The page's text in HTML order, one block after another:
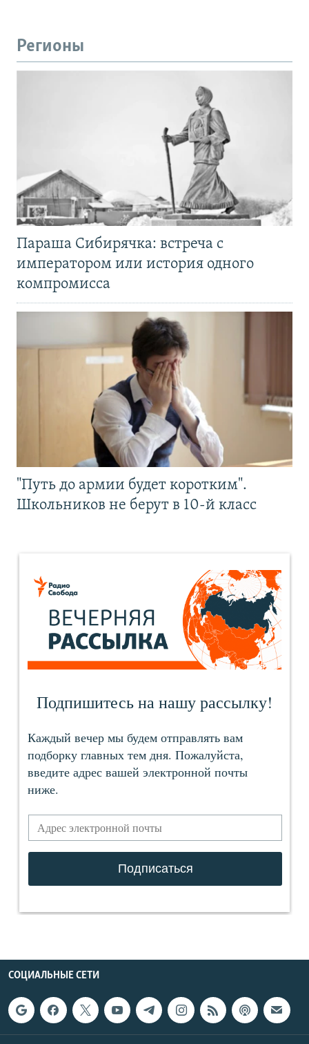
Регионы
Параша Сибирячка: встреча с
императором или история одного
компромисса
"Путь до армии будет коротким".
Школьников не берут в 10-й класс
СОЦИАЛЬНЫЕ СЕТИ